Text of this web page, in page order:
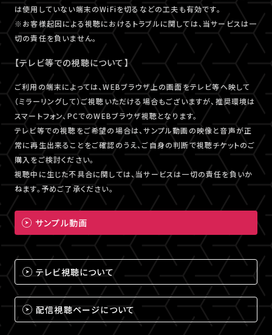
は使用していない端末のWiFiを切るなどの工夫も有効です。
※お客様起因による視聴におけるトラブルに関しては、当サービスは一
切の責任を負いません。
【テレビ等での視聴について】
ご利用の端末によっては、WEBブラウザ上の画面をテレビ等へ映して
（ミラーリングして）ご視聴いただける場合もございますが、推奨環境は
スマートフォン、PCでのWEBブラウザ視聴となります。
テレビ等での視聴をご希望の場合は、サンプル動画の映像と音声が正
常に再生出来ることをご確認のうえ、ご自身の判断で視聴チケットのご
購入をご検討ください。
視聴中に生じた不具合に関しては、当サービスは一切の責任を負いか
ねます。予めご了承ください。
サンプル動画
テレビ視聴について
配信視聴ページについて